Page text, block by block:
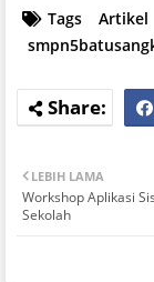
Tags Artikel
LEBIH LAMA
Workshop Aplikasi
Sekolah